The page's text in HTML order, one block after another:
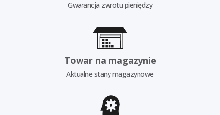
Gwarancja zwrotu pieniędzy
Towar na magazynie
Aktualne stany magazynowe